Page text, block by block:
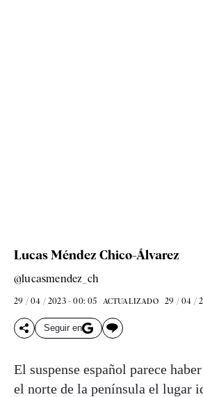
Lucas Méndez Chico-Álvarez
@lucasmendez_ch
29 / 04 / 2023 - 00: 05 ACTUALIZADO 29 / 04 /
Seguir en
El suspense español parece
el norte de la península el lugar